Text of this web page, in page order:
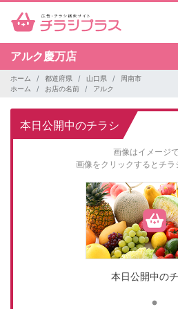
アルク慶万店
ホーム 都道府県 山口県
周南市
ホーム
お店の名前 アルク
本日公開中のチラシ
画像はイメージで
画像をクリックするとチラ
本日公開中の